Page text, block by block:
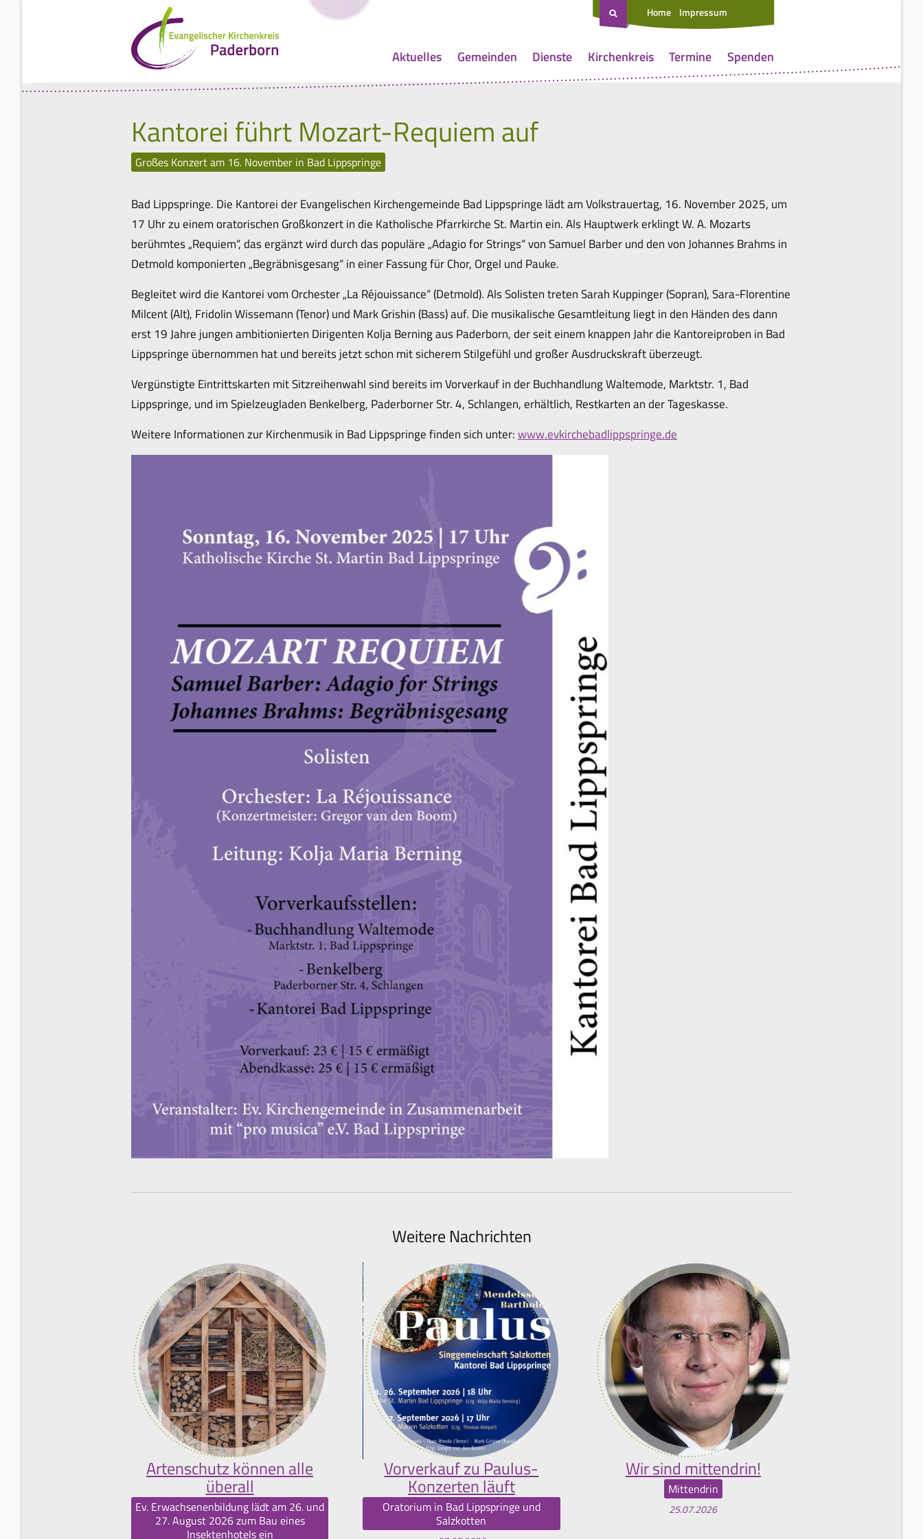
Home Impressum
Aktuelles Gemeinden Dienste Kirchenkreis Termine Spenden
Kantorei führt Mozart-Requiem auf
Großes Konzert am 16. November in Bad Lippspringe
Bad Lippspringe. Die Kantorei der Evangelischen Kirchengemeinde Bad Lippspringe lädt am Volkstrauertag, 16. November 2025, um
17 Uhr zu einem oratorischen Großkonzert in die Katholische Pfarrkirche St. Martin ein. Als Hauptwerk erklingt W. A. Mozarts
berühmtes „Requiem“, das ergänzt wird durch das populäre „Adagio for Strings“ von Samuel Barber und den von Johannes Brahms in
Detmold komponierten „Begräbnisgesang“ in einer Fassung für Chor, Orgel und Pauke.
Begleitet wird die Kantorei vom Orchester „La Réjouissance“ (Detmold). Als Solisten treten Sarah Kuppinger (Sopran), Sara-Florentine
Milcent (Alt), Fridolin Wissemann (Tenor) und Mark Grishin (Bass) auf. Die musikalische Gesamtleitung liegt in den Händen des dann
erst 19 Jahre jungen ambitionierten Dirigenten Kolja Berning aus Paderborn, der seit einem knappen Jahr die Kantoreiproben in Bad
Lippspringe übernommen hat und bereits jetzt schon mit sicherem Stilgefühl und großer Ausdruckskraft überzeugt.
Vergünstigte Eintrittskarten mit Sitzreihenwahl sind bereits im Vorverkauf in der Buchhandlung Waltemode, Marktstr. 1, Bad
Lippspringe, und im Spielzeugladen Benkelberg, Paderborner Str. 4, Schlangen, erhältlich, Restkarten an der Tageskasse.
Weitere Informationen zur Kirchenmusik in Bad Lippspringe finden sich unter:www.evkirchebadlippspringe.de
Weitere Nachrichten
Artenschutz können alle
überall
Ev. Erwachsenenbildung lädt am 26. und
27. August 2026 zum Bau eines
Insektenhotels ein
Vorverkauf zu Paulus-
Konzerten läuft
Oratorium in Bad Lippspringe und
Salzkotten
Wir sind mittendrin!
Mittendrin
25.07.2026